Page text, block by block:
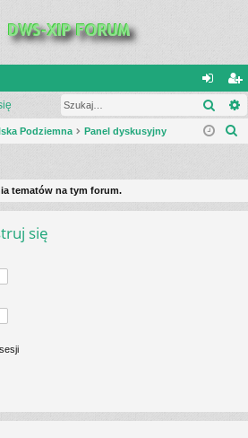
al
og
ę
ar
ej
j
Podziemna Panel dyskusyjny
a
tematów na tym forum.
się